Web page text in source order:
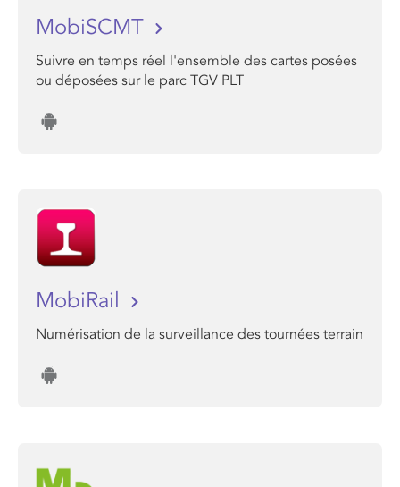
MobiSCMT
Suivre en temps réel l'ensemble des cartes posées
ou déposées sur le parc TGV PLT
MobiRail
Numérisation de la surveillance des tournées terrain